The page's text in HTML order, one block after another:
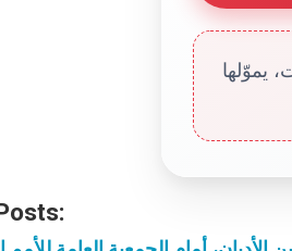
يموّلها